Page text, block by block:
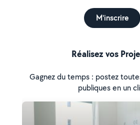
M'inscrire
Réalisez vos
Gagnez du temps : postez
publiques en un